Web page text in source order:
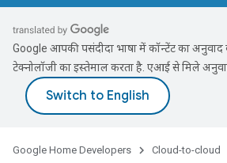
Google आपकी पसंदीदा भाषा में कॉन्टेंट का
टेक्नोलॉजी का इस्तेमाल करता है. एआई से मिले
Google Home Developers Cloud-to-cloud